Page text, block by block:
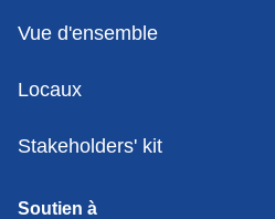
Vue d'ensemble
Locaux
Stakeholders' kit
Soutien à